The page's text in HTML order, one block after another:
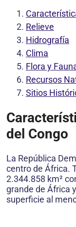
Relieve
Hidrografía
Clima
Flora y
Recursos
Sitios
del Congo
La República
centro de África.
2.344.858 km²
grande de África
superficie al